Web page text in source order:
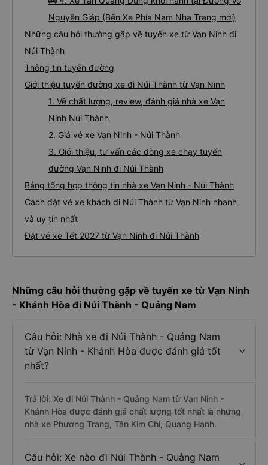
Nguyên Giáp (Bến Xe Phía Nam Nha Trang mới)
Những câu hỏi thường gặp về tuyến xe từ Vạn Ninh đi
Núi Thành
Thông tin tuyến đường
Giới thiệu tuyến đường xe đi Núi Thành từ Vạn Ninh
1. Về chất lượng, review, đánh giá nhà xe Vạn
Ninh Núi Thành
2. Giá vé xe Vạn Ninh - Núi Thành
3. Giới thiệu, tư vấn các dòng xe chạy tuyến
đường Vạn Ninh đi Núi Thành
Bảng tổng hợp thông tin nhà xe Vạn Ninh - Núi Thành
Cách đặt vé xe khách đi Núi Thành từ Vạn Ninh nhanh
và uy tín nhất
Đặt vé xe Tết 2027 từ Vạn Ninh đi Núi Thành
Những câu hỏi thường gặp về tuyến xe từ Vạn Ninh
- Khánh Hòa đi Núi Thành - Quảng Nam
Câu hỏi: Nhà xe đi Núi Thành - Quảng Nam
từ Vạn Ninh - Khánh Hòa được đánh giá tốt
nhất?
Trả lời: Xe đi Núi Thành - Quảng Nam từ Vạn Ninh -
Khánh Hòa được đánh giá chất lượng tốt nhất là những
nhà xe Phương Trang, Tân Kim Chi, Quang Hạnh.
Câu hỏi: Xe nào đi Núi Thành - Quảng Nam